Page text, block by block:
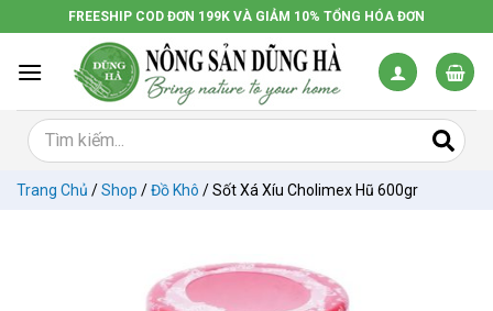
đến
dung
FREESHIP COD ĐƠN 199K VÀ GIẢM 10% TỔNG HÓA ĐƠN
Trang Chủ /Shop /Đồ Khô /Sốt Xá Xíu Cholimex Hũ 600gr